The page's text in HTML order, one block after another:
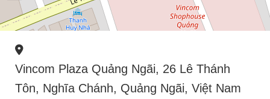
Vincom Plaza Quảng Ngãi, 26 Lê Thánh
Tôn, Nghĩa Chánh, Quảng Ngãi, Việt Nam